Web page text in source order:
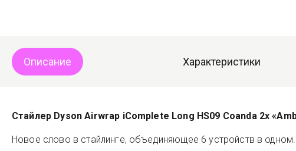
Описание Характеристики
Стайлер Dyson Airwrap iComplete Long HS09 Coanda 2x
Новое слово в стайлинге, объединяющее 6 устройств в одном.